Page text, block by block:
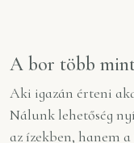
A bor több
Aki igazán érteni
Nálunk lehetőség
az ízekben, hanem